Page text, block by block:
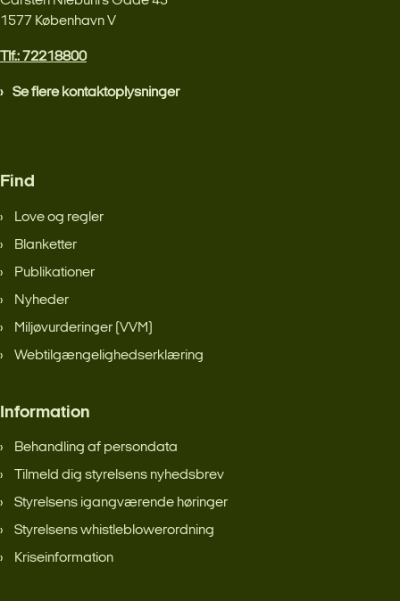
1577 København V
Tlf.: 72218800
Se flere kontaktoplysninger
Find
Love og regler
Blanketter
Publikationer
Nyheder
Miljøvurderinger (VVM)
Webtilgængelighedserklæring
Information
Behandling af persondata
Tilmeld dig styrelsens nyhedsbrev
Styrelsens igangværende høringer
Styrelsens whistleblowerordning
Kriseinformation